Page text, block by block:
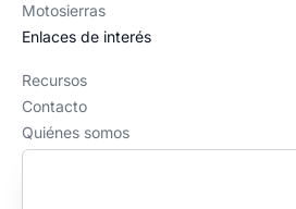
Motosierras
Enlaces de interés
Recursos
Contacto
Quiénes somos
Política editorial